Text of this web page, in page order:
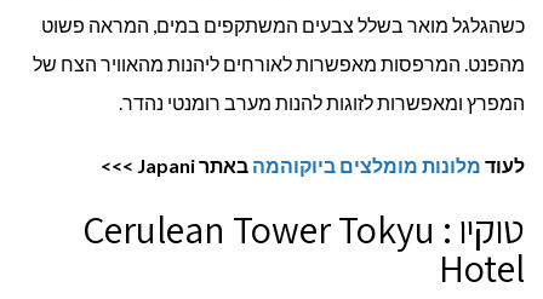
כשהגלגל מואר בשלל צבעים המשתקפים במים, המראה פשוט
מהפנט. המרפסות מאפשרות לאורחים ליהנות מהאוויר הצח של
המפרץ ומאפשרות לזוגות להנות מערב רומנטי נהדר.
לעוד מלונות מומלצים ביוקוהמה באתר >>>
טוקיו : Cerulean Tower Tokyu
Hotel